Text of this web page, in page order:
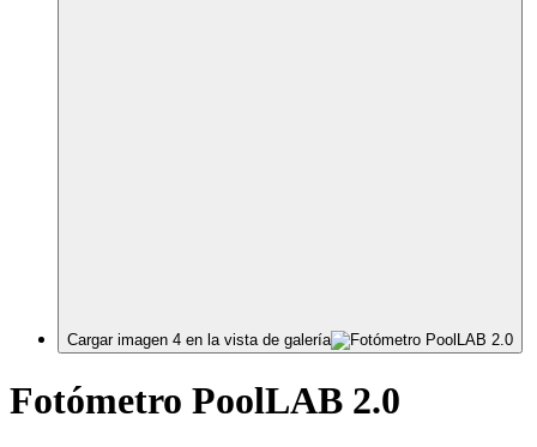
Cargar imagen 4 en la vista de galería
Fotómetro PoolLAB 2.0